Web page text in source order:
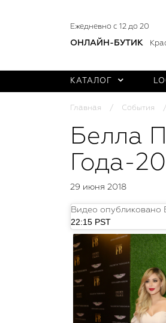
Ежедневно с 12 до 20
ОНЛАЙН-БУТИК
КАТАЛОГ
Главная События
Белла
Года-
29 июня 2018
Видео опубликовано
22:15 PST